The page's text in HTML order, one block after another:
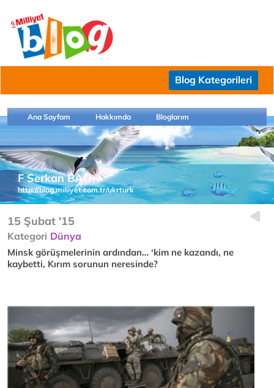
Blog Kategorileri
Ana Sayfam Hakkımda Bloglarım
F Serkan BAG
http://blog.milliyet.com.tr/ukrturk
15 Şubat '15
Kategori Dünya
Minsk görüşmelerinin ardından… ‘kim ne kazandı, ne
kaybetti, Kırım sorunun neresinde?